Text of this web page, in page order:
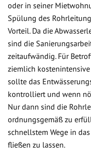
oder in seiner
Spülung des
Vorteil. Da die
sind die
zeitaufwändig. Für
ziemlich
sollte das
kontrolliert und wenn
Nur dann sind die
ordnungsgemäß zu
schnellstem Wege in
fließen zu lassen.